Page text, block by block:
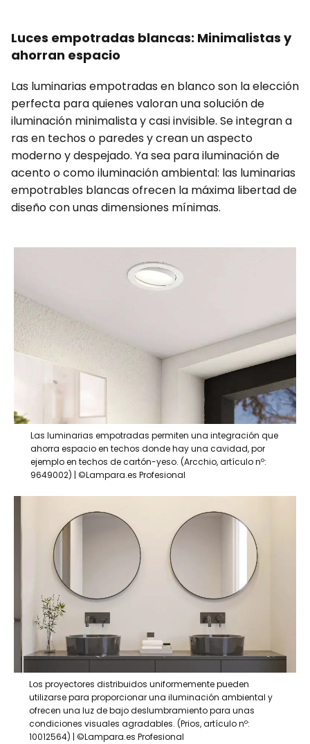
Luces empotradas blancas: Minimalistas y
ahorran espacio
Las luminarias empotradas en blanco son la elección
perfecta para quienes valoran una solución de
iluminación minimalista y casi invisible. Se integran a
ras en techos o paredes y crean un aspecto
moderno y despejado. Ya sea para iluminación de
acento o como iluminación ambiental: las luminarias
empotrables blancas ofrecen la máxima libertad de
diseño con unas dimensiones mínimas.
Las luminarias empotradas permiten una integración que
ahorra espacio en techos donde hay una cavidad, por
ejemplo en techos de cartón-yeso. (Arcchio, artículo nº:
9649002) | ©Lampara.es Profesional
Los proyectores distribuidos uniformemente pueden
utilizarse para proporcionar una iluminación ambiental y
ofrecen una luz de bajo deslumbramiento para unas
condiciones visuales agradables. (Prios, artículo nº:
10012564) | ©Lampara.es Profesional